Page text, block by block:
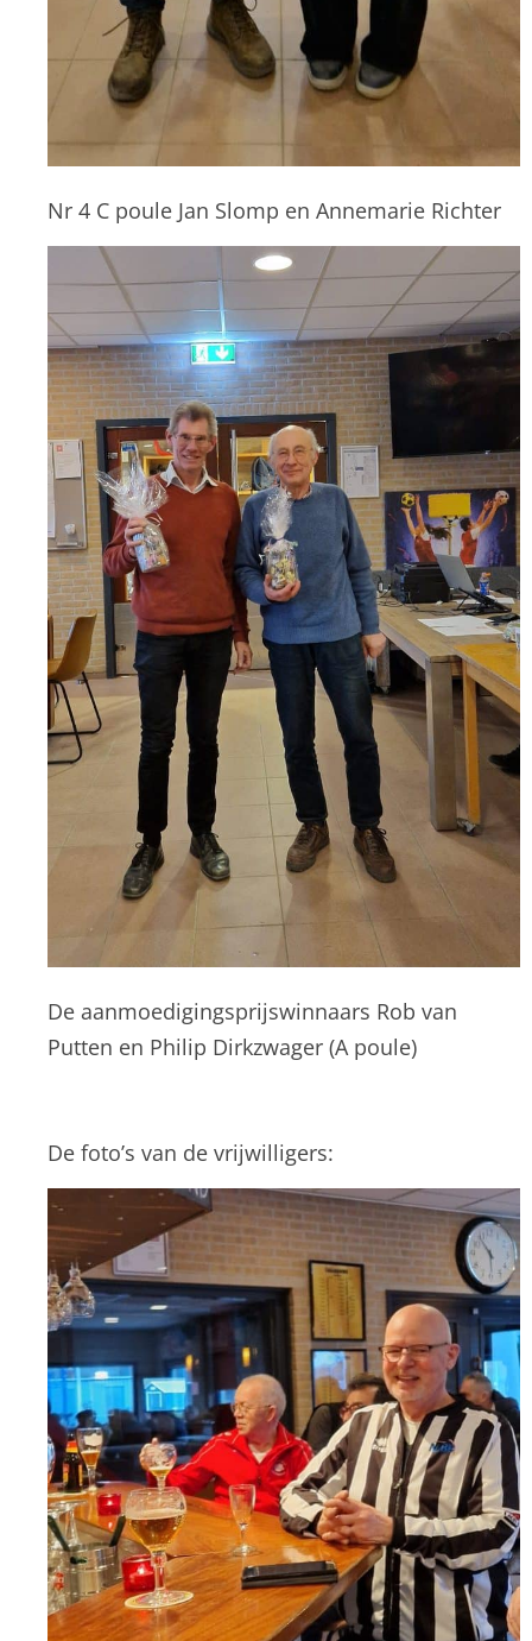
Nr 4 C poule Jan Slomp en Annemarie Richter
De aanmoedigingsprijswinnaars Rob van
Putten en Philip Dirkzwager (A poule)
De foto’s van de vrijwilligers: